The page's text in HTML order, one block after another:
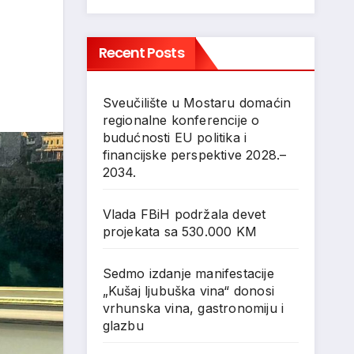
Recent Posts
Sveučilište u Mostaru domaćin
regionalne konferencije o
budućnosti EU politika i
financijske perspektive 2028.–
2034.
Vlada FBiH podržala devet
projekata sa 530.000 KM
Sedmo izdanje manifestacije
„Kušaj ljubuška vina“ donosi
vrhunska vina, gastronomiju i
glazbu